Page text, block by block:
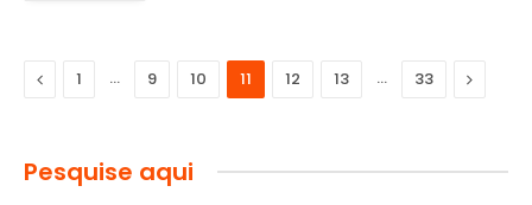
Previous
1 … 9 10 11 12 13 … 33 Next
Pesquise aqui